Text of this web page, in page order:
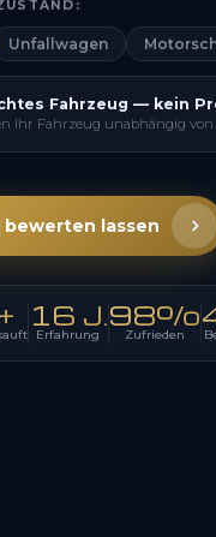
Unfallwagen
Fahrzeug — kein
Ihr Fahrzeug unabhängig von
bewerten lassen
16 J.
Erfahrung
98%
Zufrieden